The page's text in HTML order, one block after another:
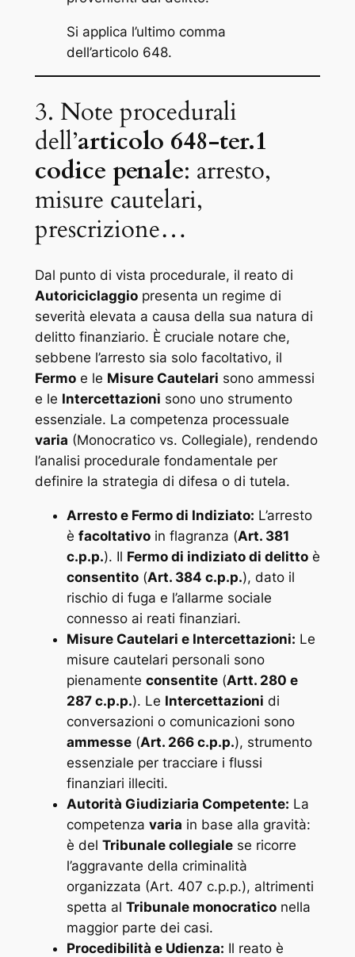
Si applica l’ultimo comma
dell’articolo 648.
3. Note procedurali
dell’articolo 648-ter.1
codice penale: arresto,
misure cautelari,
prescrizione…
Dal punto di vista procedurale, il reato di
Autoriciclaggiopresenta un regime di
severità elevata a causa della sua natura di
delitto finanziario. È cruciale notare che,
sebbene l’arresto sia solo facoltativo, il
Fermoe le Misure Cautelari sono ammessi
e le Intercettazioni sono uno strumento
essenziale. La competenza processuale
varia (Monocratico vs. Collegiale), rendendo
l’analisi procedurale fondamentale per
definire la strategia di difesa o di tutela.
Arresto e Fermo di Indiziato: L’arresto
è facoltativoin flagranza (Art. 381
c.p.p.). Il Fermo di indiziato di delittoè
consentito(Art. 384 c.p.p.), dato il
rischio di fuga e l’allarme sociale
connesso ai reati finanziari.
Misure Cautelari e Intercettazioni: Le
misure cautelari personali sono
pienamente consentite(Artt. 280 e
287 c.p.p.). Le Intercettazioni di
conversazioni o comunicazioni sono
ammesse(Art. 266 c.p.p.), strumento
essenziale per tracciare i flussi
finanziari illeciti.
Autorità Giudiziaria Competente: La
competenza varia in base alla gravità:
è del Tribunale collegialese ricorre
l’aggravante della criminalità
organizzata (Art. 407 c.p.p.), altrimenti
spetta al Tribunale monocraticonella
maggior parte dei casi.
Procedibilità e Udienza: Il reato è